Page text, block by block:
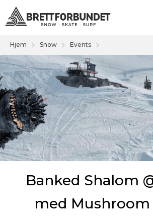
Hjem Snow Events
Banked Shalom
med Mushroom